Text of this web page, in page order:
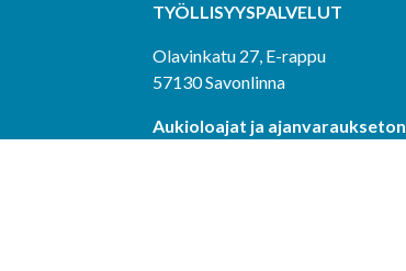
TYÖLLISYYSPALVELUT
Olavinkatu 27, E-rappu
57130 Savonlinna
Aukioloajat ja ajanvaraukseton